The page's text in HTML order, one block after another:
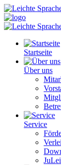
Startseite
Über uns
Service